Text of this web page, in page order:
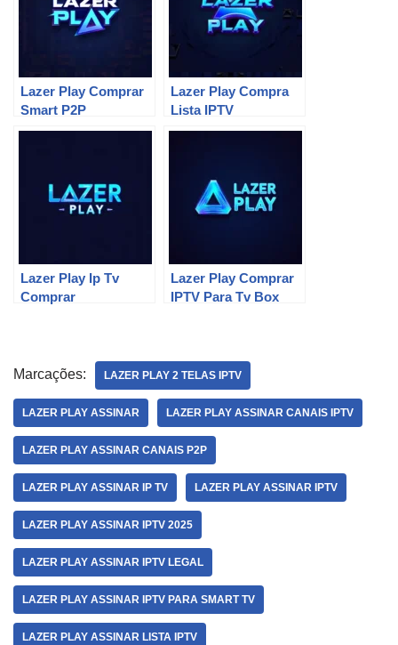
Lazer Play Comprar
Smart P2P
Lazer Play Compra
Lista IPTV
Lazer Play Ip Tv
Comprar
Lazer Play Comprar
IPTV Para Tv Box
Marcações: LAZER PLAY 2 TELAS IPTV
LAZER PLAY ASSINAR LAZER PLAY ASSINAR CANAIS IPTV
LAZER PLAY ASSINAR CANAIS P2P
LAZER PLAY ASSINAR IP TV LAZER PLAY ASSINAR IPTV
LAZER PLAY ASSINAR IPTV 2025
LAZER PLAY ASSINAR IPTV LEGAL
LAZER PLAY ASSINAR IPTV PARA SMART TV
LAZER PLAY ASSINAR LISTA IPTV